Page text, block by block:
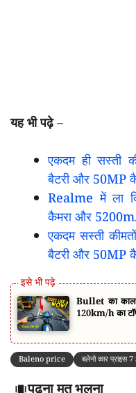
यह भी पढ़े –
एकदम ही सस्ती
बैटरी और 50MP
Realme में ला
कैमरा और
एकदम सस्ती
बैटरी और 50MP
Bullet का
120km/h का
Baleno price बलेनो कार प्राइस